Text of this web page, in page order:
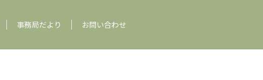
事務局だより お問い合わせ